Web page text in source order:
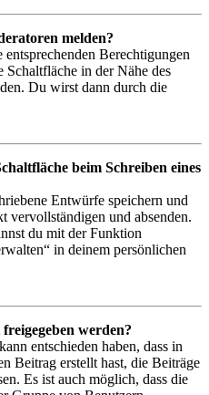
melden?
Berechtigungen
Schaltfläche in der Nähe des
Du wirst dann durch die
beim Schreiben eines
Entwürfe speichern und
vervollständigen und absenden.
du mit der Funktion
in deinem persönlichen
werden?
entschieden haben, dass in
Beitrag erstellt hast, die Beiträge
Es ist auch möglich, dass die